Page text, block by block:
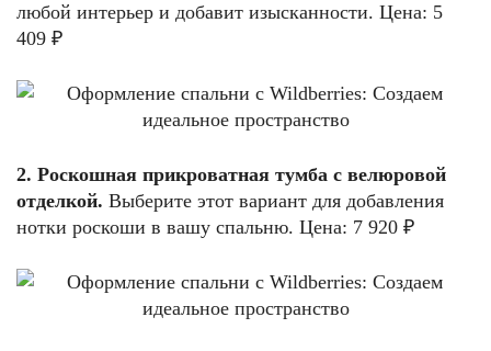
любой интерьер и добавит изысканности. Цена: 5
409 ₽
2. Роскошная прикроватная тумба с велюровой
отделкой. Выберите этот вариант для добавления
нотки роскоши в вашу спальню. Цена: 7 920 ₽